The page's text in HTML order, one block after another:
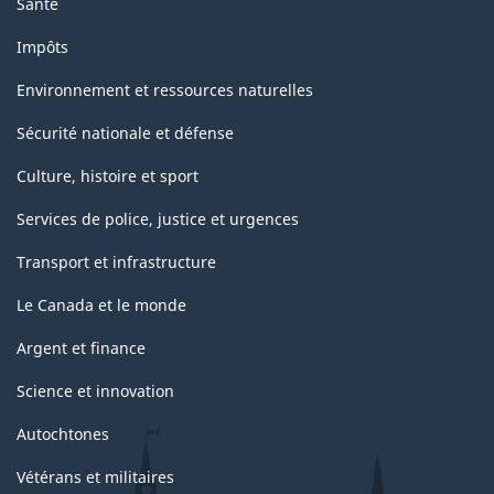
Impôts
Environnement et ressources naturelles
Sécurité nationale et défense
Culture, histoire et sport
Services de police, justice et urgences
Transport et infrastructure
Le Canada et le monde
Argent et finance
Science et innovation
Autochtones
Vétérans et militaires